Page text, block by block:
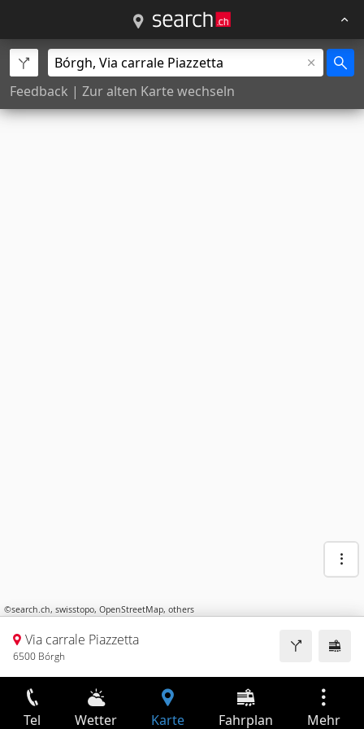
Feedback | Zur alten Karte wechseln
©search.ch, swisstopo, OpenStreetMap, others
Via carrale Piazzetta
6500 Bórgh
Tel Wetter Karte Fahrplan Mehr